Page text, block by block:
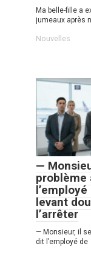
Ma belle-fille a
jumeaux après
Nouvelles
—
problème
levant
l’arrêter
— Monsieur, il
dit l’employé de